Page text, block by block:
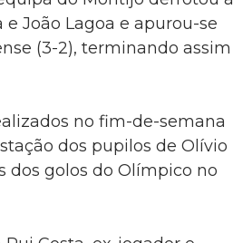
e João Lagoa e apurou-se
(3-2), terminando assim
no fim-de-semana
dos pupilos de Olívio
dos golos do Olímpico no